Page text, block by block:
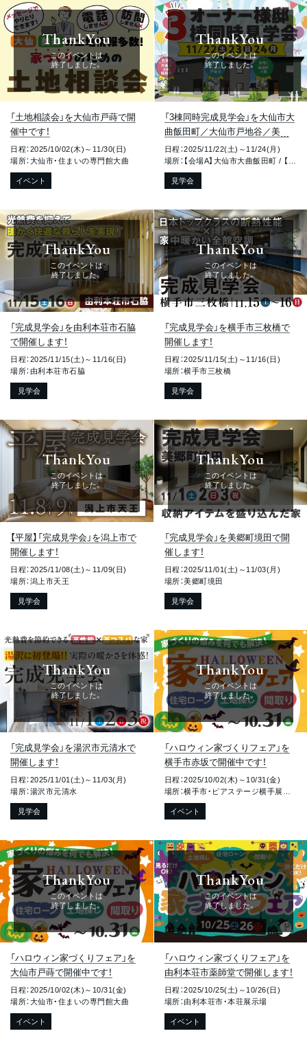
ThankYou
このイベントは
終了しました。
「土地相談会」を大仙市戸蒔で開
催中です！
日程：2025/10/02(木)～11/30(日)
場所：大仙市・住まいの専門館大曲
イベント
ThankYou
このイベントは
終了しました。
「3棟同時完成見学会」を大仙市大
曲飯田町／大仙市戸地谷／美郷
町六郷で開催します！
日程：2025/11/22(土)～11/24(月)
見学会
ThankYou
このイベントは
終了しました。
「完成見学会」を由利本荘市石脇
で開催します！
日程：2025/11/15(土)～11/16(日)
場所：由利本荘市石脇
見学会
ThankYou
このイベントは
終了しました。
「完成見学会」を横手市三枚橋で
開催します！
日程：2025/11/15(土)～11/16(日)
場所：横手市三枚橋
見学会
ThankYou
このイベントは
終了しました。
【平屋】「完成見学会」を潟上市で
開催します！
日程：2025/11/08(土)～11/09(日)
場所：潟上市天王
見学会
ThankYou
このイベントは
終了しました。
「完成見学会」を美郷町境田で開
催します！
日程：2025/11/01(土)～11/03(月)
場所：美郷町境田
見学会
ThankYou
このイベントは
終了しました。
「完成見学会」を湯沢市元清水で
開催します！
日程：2025/11/01(土)～11/03(月)
場所：湯沢市元清水
見学会
ThankYou
このイベントは
終了しました。
「ハロウィン家づくりフェア」を
横手市赤坂で開催中です！
日程：2025/10/02(木)～10/31(金)
イベント
ThankYou
このイベントは
終了しました。
「ハロウィン家づくりフェア」を
大仙市戸蒔で開催中です！
日程：2025/10/02(木)～10/31(金)
場所：大仙市・住まいの専門館大曲
イベント
ThankYou
このイベントは
終了しました。
「ハロウィン家づくりフェア」を
由利本荘市薬師堂で開催します！
日程：2025/10/25(土)～10/26(日)
場所：由利本荘市・本荘展示場
イベント